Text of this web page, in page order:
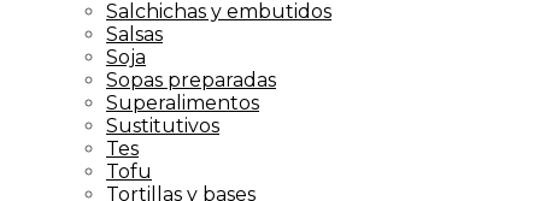
Salchichas y embutidos
Salsas
Soja
Sopas preparadas
Superalimentos
Sustitutivos
Tes
Tofu
Tortillas y bases